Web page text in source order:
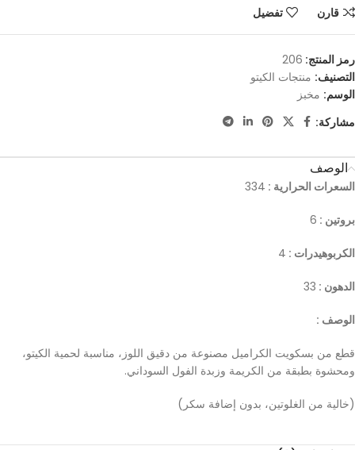
قارن تفضيل
رمز المنتج: 206
التصنيف: منتجات الكيتو
الوسم: مخبز
مشاركة:
الوصف
السعرات الحرارية : 334
بروتين : 6
الكربوهيدرات : 4
الدهون : 33
الوصف :
قطع من بسكويت الكراميل مصنوعة من دقيق اللوز، مناسبة لحمية الكيتو،
ومحشوة بطبقة من الكريمة وزبدة الفول السوداني.
(خالية من الغلوتين، بدون إضافة سكر)